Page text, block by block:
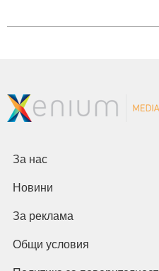
За нас
Новини
За реклама
Общи условия